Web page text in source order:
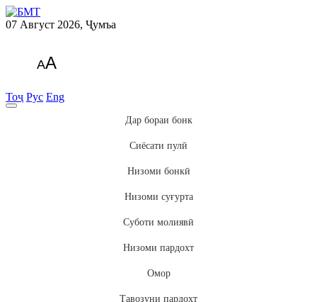
07 Август 2026, Ҷумъа
AA
Тоҷ Рус Eng
Дар бораи бонк
Сиёсати пулӣ
Низоми бонкӣ
Низоми суғурта
Суботи молиявӣ
Низоми пардохт
Омор
Тавозуни пардохт